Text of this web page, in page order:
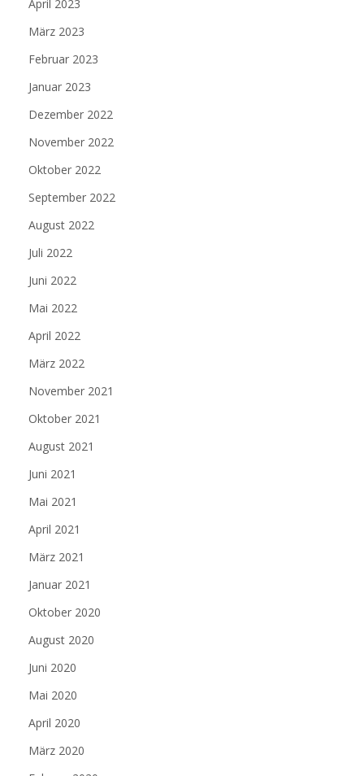
April 2023
März 2023
Februar 2023
Januar 2023
Dezember 2022
November 2022
Oktober 2022
September 2022
August 2022
Juli 2022
Juni 2022
Mai 2022
April 2022
März 2022
November 2021
Oktober 2021
August 2021
Juni 2021
Mai 2021
April 2021
März 2021
Januar 2021
Oktober 2020
August 2020
Juni 2020
Mai 2020
April 2020
März 2020